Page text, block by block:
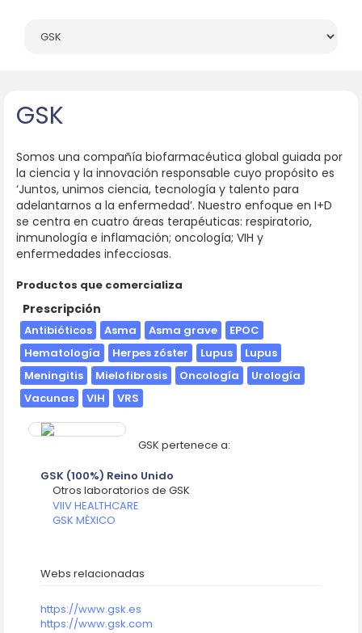
GSK
Somos una compañía biofarmacéutica global guiada por
la ciencia y la innovación responsable cuyo propósito es
‘Juntos, unimos ciencia, tecnología y talento para
adelantarnos a la enfermedad’. Nuestro enfoque en I+D
se centra en cuatro áreas terapéuticas: respiratorio,
inmunología e inflamación; oncología; VIH y
enfermedades infecciosas.
Productos que comercializa
Prescripción
Antibióticos Asma Asma grave
EPOC
Hematología
Herpes zóster Lupus
Lupus
Meningitis
Mielofibrosis Oncología
Urología
Vacunas
VIH VRS
GSK pertenece a:
GSK (100%) Reino Unido
Otros laboratorios de GSK
VIIV HEALTHCARE
GSK MÉXICO
Webs relacionadas
https://www.gsk.es
https://www.gsk.com